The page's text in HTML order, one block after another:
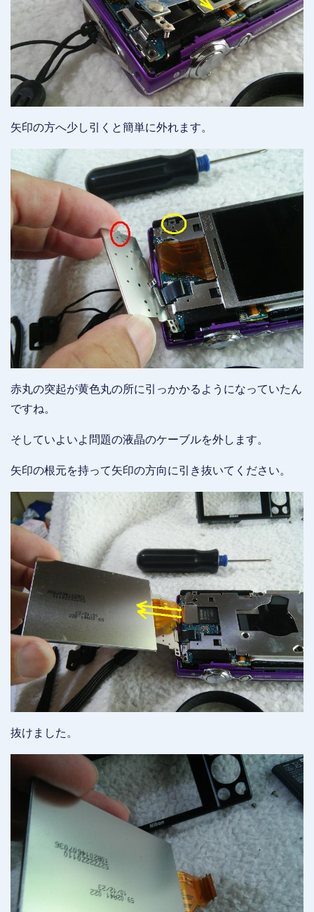
矢印の方へ少し引くと簡単に外れます。
赤丸の突起が黄色丸の所に引っかかるようになっていたん
ですね。
そしていよいよ問題の液晶のケーブルを外します。
矢印の根元を持って矢印の方向に引き抜いてください。
抜けました。